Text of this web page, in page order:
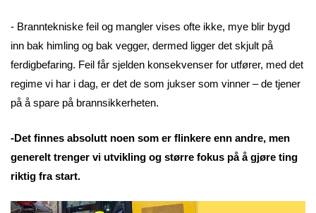
- Branntekniske feil og mangler vises ofte ikke, mye blir bygd
inn bak himling og bak vegger, dermed ligger det skjult på
ferdigbefaring. Feil får sjelden konsekvenser for utfører, med det
regime vi har i dag, er det de som jukser som vinner – de tjener
på å spare på brannsikkerheten.
-Det finnes absolutt noen som er flinkere enn andre, men
generelt trenger vi utvikling og større fokus på å gjøre ting
riktig fra start.